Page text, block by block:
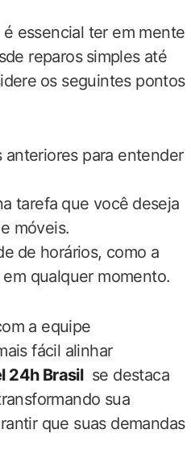
é ‌essencial ter em mente
reparos⁣ simples ‍até
os seguintes pontos
para entender
tarefa ⁣que você ⁣deseja
móveis.
de horários, como ‌a
qualquer momento.
a equipe
fácil alinhar
24h Brasil​ se destaca
sua​
que suas demandas